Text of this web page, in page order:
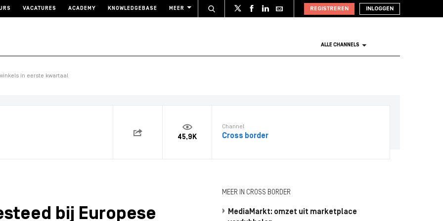
VACATURES ACADEMY KNOWLEDGEBASE MEER REGISTREREN INLOGGEN
ALLE CHANNELS
in eerste kwartaal
45,9K
Channel
Cross border
bij Europese
MEER IN CROSS BORDER
MediaMarkt: omzet uit marketplace